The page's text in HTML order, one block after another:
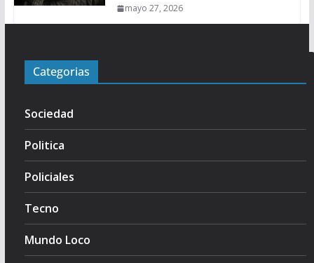
mayo 27, 2026
Categorias
Sociedad
Politica
Policiales
Tecno
Mundo Loco